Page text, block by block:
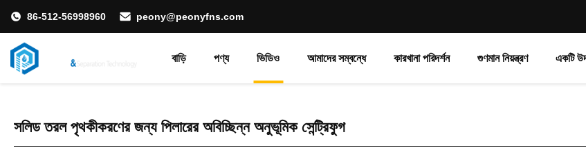
86-512-56998960 peony@peonyfns.com
বাড়ি পণ্য ভিডিও আমাদের সম্বন্ধে কারখানা পরিদর্শন গুণমান নিয়ন্ত্রণ একটি
সলিড তরল পৃথকীকরণের জন্য পিলারের অবিচ্ছিন্ন অনুভূমিক সেন্ট্রিফুগ